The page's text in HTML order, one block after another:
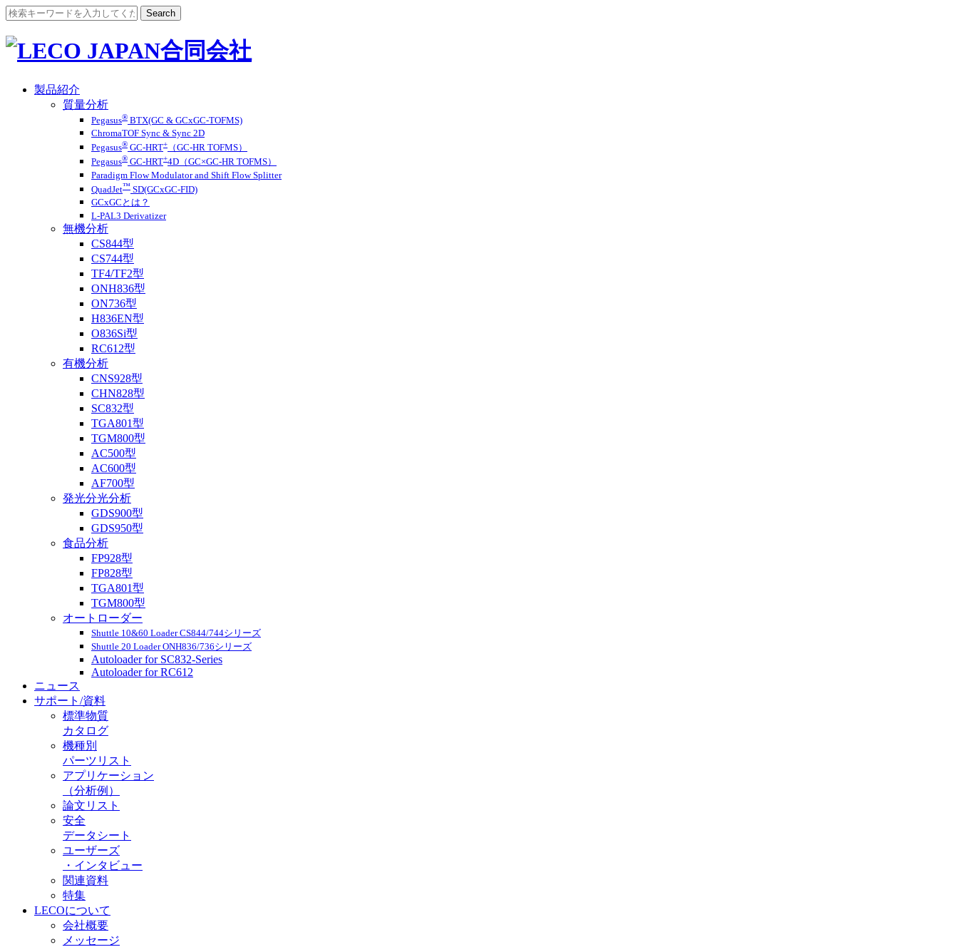
製品紹介
質量分析
Pegasus® BTX(GC & GCxGC-TOFMS)
ChromaTOF Sync & Sync 2D
Pegasus® GC-HRT+
（GC-HR TOFMS）
Pegasus® GC-HRT+4D（GC×GC-HR TOFMS）
Paradigm Flow Modulator and Shift Flow Splitter
QuadJet™ SD(GCxGC-FID)
GCxGCとは？
L-PAL3 Derivatizer
無機分析
CS844型
CS744型
TF4/TF2型
ONH836型
ON736型
H836EN型
O836Si型
RC612型
有機分析
CNS928型
CHN828型
SC832型
TGA801型
TGM800型
AC500型
AC600型
AF700型
発光分光分析
GDS900型
GDS950型
食品分析
FP928型
FP828型
TGA801型
TGM800型
オートローダー
Shuttle 10&60 Loader CS844/744シリーズ
Shuttle 20 Loader ONH836/736シリーズ
Autoloader for SC832-Series
Autoloader for RC612
ニュース
サポート/資料
標準物質
カタログ
機種別
パーツリスト
アプリケーション
（分析例）
論文リスト
安全
データシート
ユーザーズ
・インタビュー
関連資料
特集
LECOについて
会社概要
メッセージ